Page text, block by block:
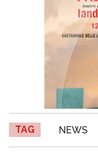
TAG NEWS